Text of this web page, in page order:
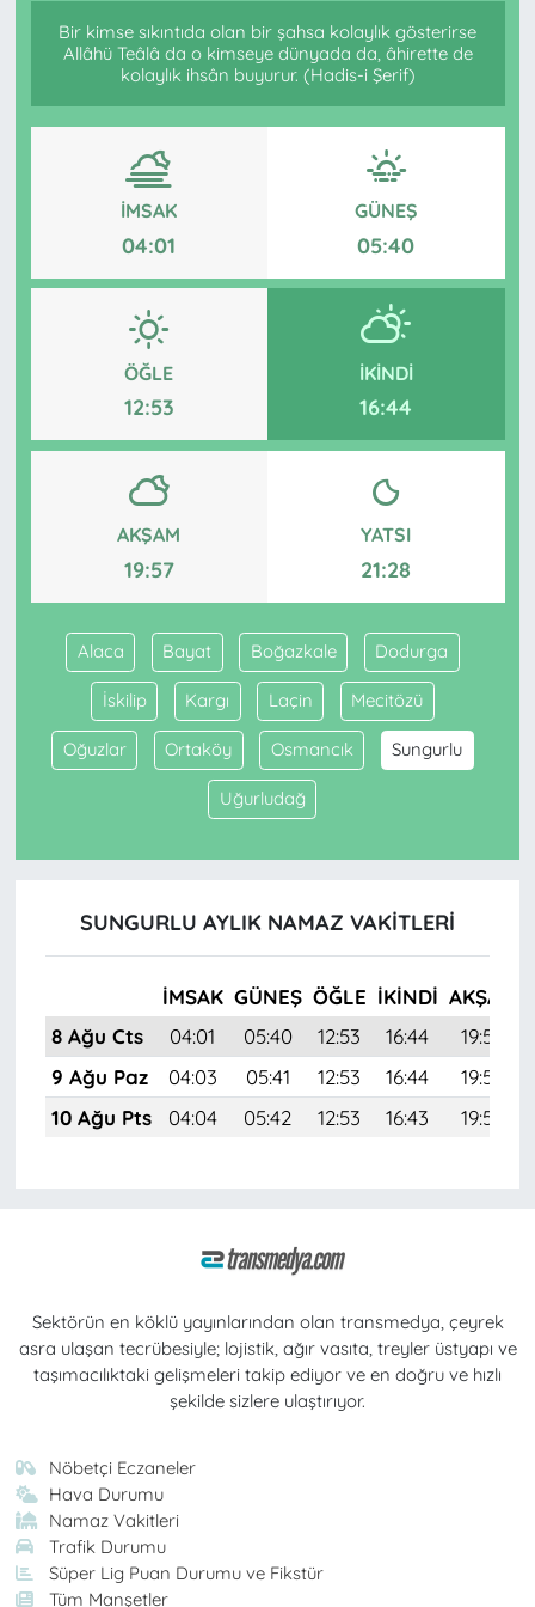
Bir kimse sıkıntıda olan bir şahsa kolaylık gösterirse
Allâhü Teâlâ da o kimseye dünyada da, âhirette de
kolaylık ihsân buyurur. (Hadis-i Şerif)
İMSAK
04:01
GÜNEŞ
05:40
ÖĞLE
12:53
İKINDI
16:44
AKŞAM
19:57
YATSI
21:28
Alaca Bayat Boğazkale Dodurga
İskilip Kargı Laçin Mecitözü
Oğuzlar Ortaköy Osmancık Sungurlu
Uğurludağ
SUNGURLU AYLIK NAMAZ VAKITLERI
İMSAK GÜNEŞ ÖĞLE İKINDI AKŞAM
8 Ağu Cts
04:01 05:40 12:53 16:44 19:57
9 Ağu Paz
04:03 05:41 12:53 16:44 19:55
10 Ağu Pts
04:04 05:42 12:53 16:43 19:54
Sektörün en köklü yayınlarından olan transmedya, çeyrek
asra ulaşan tecrübesiyle; lojistik, ağır vasıta, treyler üstyapı ve
taşımacılıktaki gelişmeleri takip ediyor ve en doğru ve hızlı
şekilde sizlere ulaştırıyor.
Nöbetçi Eczaneler
Hava Durumu
Namaz Vakitleri
Trafik Durumu
Süper Lig Puan Durumu ve Fikstür
Tüm Manşetler